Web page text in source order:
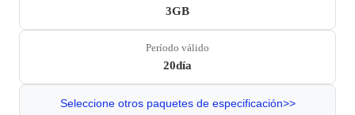
3GB
Período válido
20día
Seleccione otros paquetes de especificación>>